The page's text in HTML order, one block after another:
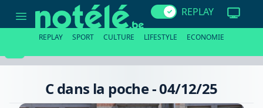
REPLAY
REPLAY SPORT CULTURE LIFESTYLE ECONOMIE
C dans la poche - 04/12/25